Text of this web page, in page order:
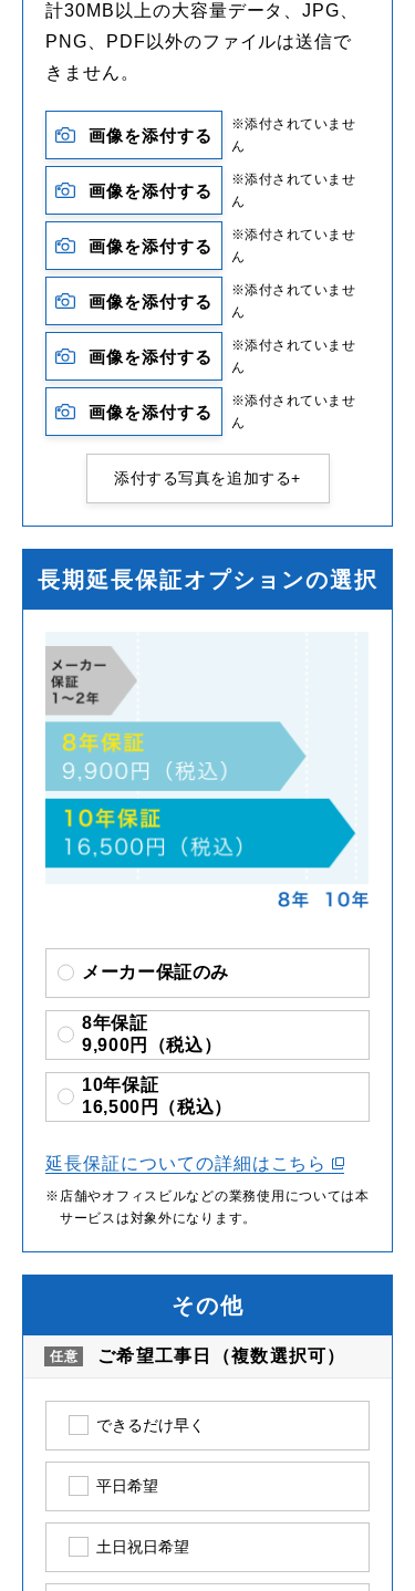
計30MB以上の大容量データ、JPG、
PNG、PDF以外のファイルは送信で
きません。
画像を添付する
※添付されていませ
ん
画像を添付する
※添付されていませ
ん
画像を添付する
※添付されていませ
ん
画像を添付する
※添付されていませ
ん
画像を添付する
※添付されていませ
ん
画像を添付する
※添付されていませ
ん
添付する写真を追加する+
長期延長保証オプションの選択
メーカー保証のみ
8年保証
9,900円（税込）
10年保証
16,500円（税込）
延長保証についての詳細はこちら
店舗やオフィスビルなどの業務使用については本
サービスは対象外になります。
その他
ご希望工事日（複数選択可）
できるだけ早く
平日希望
土日祝日希望